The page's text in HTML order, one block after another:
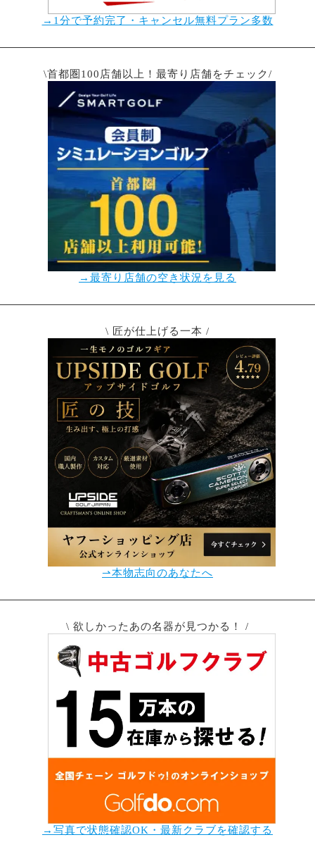
→1分で予約完了・キャンセル無料プラン多数
\首都圏100店舗以上！最寄り店舗をチェック/
→最寄り店舗の空き状況を見る
\ 匠が仕上げる一本 /
⇀本物志向のあなたへ
\ 欲しかったあの名器が見つかる！ /
→写真で状態確認OK・最新クラブを確認する